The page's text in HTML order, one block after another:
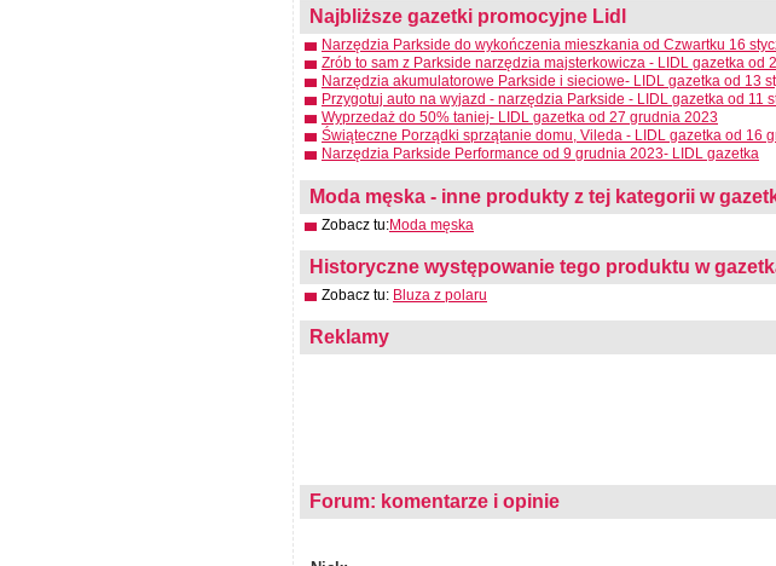
Najbliższe gazetki promocyjne Lidl
Narzędzia Parkside do wykończenia mieszkania od Czwartku 16
Zrób to sam z Parkside narzędzia majsterkowicza - LIDL gazetka od
Narzędzia akumulatorowe Parkside i sieciowe- LIDL gazetka od 13
Przygotuj auto na wyjazd - narzędzia Parkside - LIDL gazetka od 11
Wyprzedaż do 50% taniej- LIDL gazetka od 27 grudnia 2023
Świąteczne Porządki sprzątanie domu, Vileda - LIDL gazetka od 16
Narzędzia Parkside Performance od 9 grudnia 2023- LIDL gazetka
Moda męska - inne produkty z tej kategorii w
Zobacz tu:Moda męska
Historyczne występowanie tego produktu w
Zobacz tu: Bluza z polaru
Reklamy
Forum: komentarze i opinie